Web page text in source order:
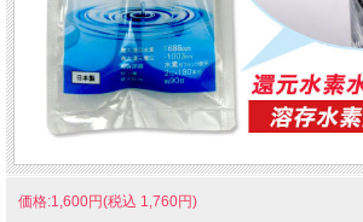
価格:1,600円(税込 1,760円)